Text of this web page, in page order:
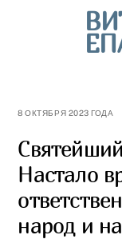
8 ОКТЯБРЯ 2023 ГОДА
Настало
народ и